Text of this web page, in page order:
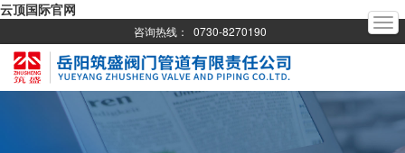
云顶国际官网
咨询热线： 0730-8270190
T
o
l